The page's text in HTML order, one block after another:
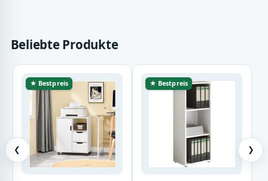
Beliebte Produkte
❮
★ Bestpreis ★ Bestpreis
❯